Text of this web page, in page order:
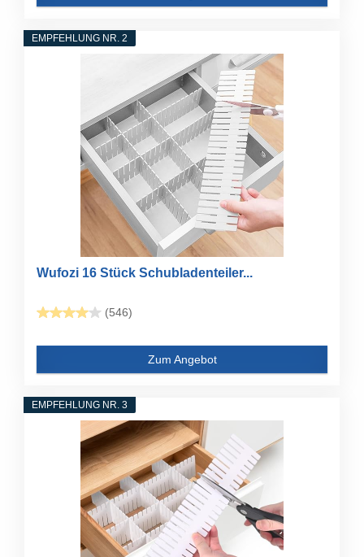
EMPFEHLUNG NR. 2
Wufozi 16 Stück Schubladenteiler...
(546)
Zum Angebot
EMPFEHLUNG NR. 3